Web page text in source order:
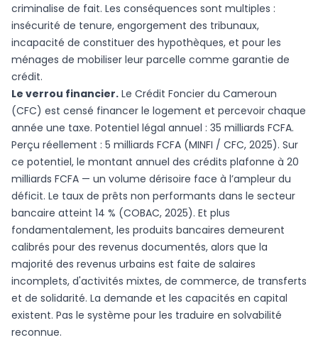
criminalise de fait. Les conséquences sont multiples :
insécurité de tenure, engorgement des tribunaux,
incapacité de constituer des hypothèques, et pour les
ménages de mobiliser leur parcelle comme garantie de
crédit.
Le verrou financier. Le Crédit Foncier du Cameroun
(CFC) est censé financer le logement et percevoir chaque
année une taxe. Potentiel légal annuel : 35 milliards FCFA.
Perçu réellement : 5 milliards FCFA (MINFI / CFC, 2025). Sur
ce potentiel, le montant annuel des crédits plafonne à 20
milliards FCFA — un volume dérisoire face à l’ampleur du
déficit. Le taux de prêts non performants dans le secteur
bancaire atteint 14 % (COBAC, 2025). Et plus
fondamentalement, les produits bancaires demeurent
calibrés pour des revenus documentés, alors que la
majorité des revenus urbains est faite de salaires
incomplets, d'activités mixtes, de commerce, de transferts
et de solidarité. La demande et les capacités en capital
existent. Pas le système pour les traduire en solvabilité
reconnue.